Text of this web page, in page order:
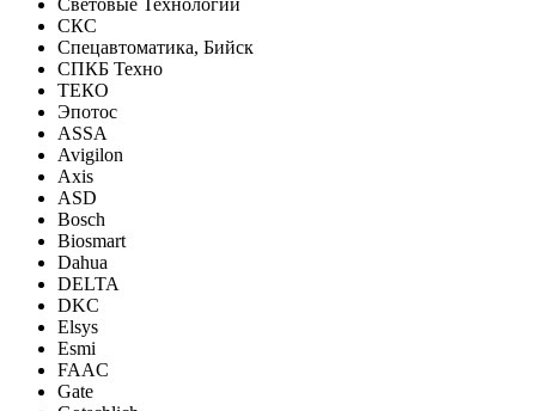
Световые Технологии
СКС
Спецавтоматика, Бийск
СПКБ Техно
ТЕКО
Эпотос
ASSA
Avigilon
Axis
ASD
Bosch
Biosmart
Dahua
DELTA
DKC
Elsys
Esmi
FAAC
Gate